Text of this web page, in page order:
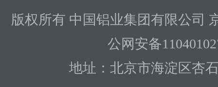
版权所有 中国铝业集团有限公司
公网安备
地址：北京市海淀区杏